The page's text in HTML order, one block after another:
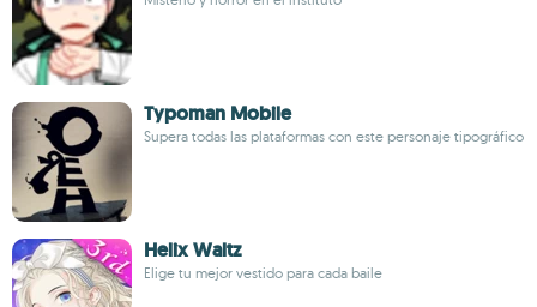
Typoman Mobile
Supera todas las plataformas con este personaje tipográfico
Helix Waltz
Elige tu mejor vestido para cada baile